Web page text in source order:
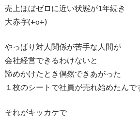
売上ほぼゼロに近い状態が1年続き
大赤字(+o+)
やっぱり対人関係が苦手な人間が
会社経営できるわけないと
諦めかけたとき偶然できあがった
１枚のシートで社員が売れ始めたんで
それがキッカケで